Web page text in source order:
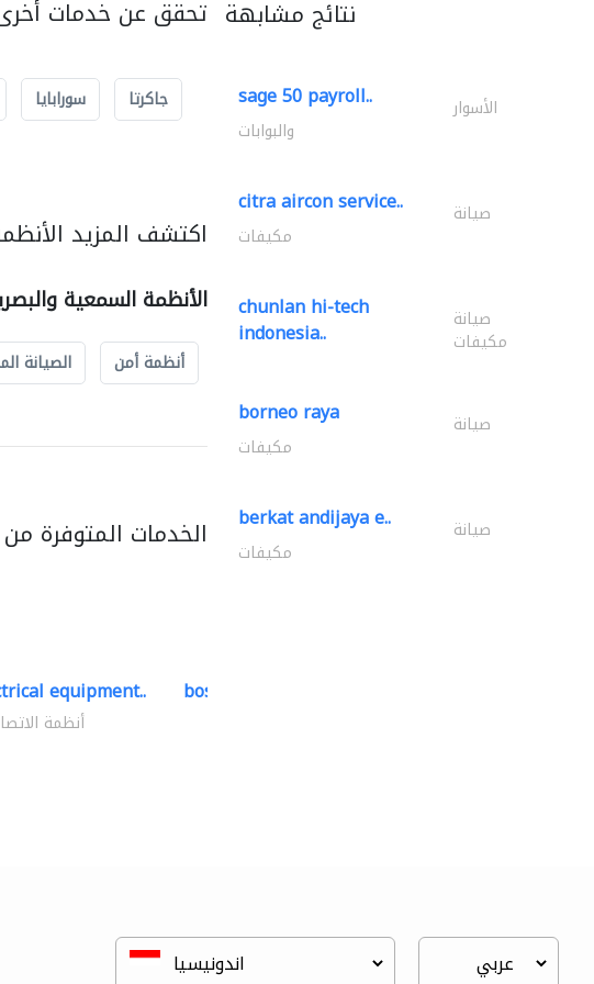
تحقق عن خدمات
جاكرتا سورابايا
اكتشف المزيد
الأنظمة السمعية
أنظمة أمن الصيانة
الخدمات المتوفرة
equipment..
أنظمة
bosch security systems..
نتائج مشابهة
sage 50 payroll.. الأسوار
والبوابات
citra aircon service.. صيانة
مكيفات
chunlan hi-tech
indonesia.. صيانة
مكيفات
borneo raya صيانة
مكيفات
berkat andijaya e.. صيانة
مكيفات